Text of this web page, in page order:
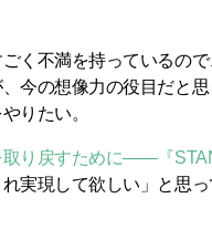
く不満を持っているの
今の想像力の役目だと
りたい。
取り戻すために――『
実現して欲しい」と思っ